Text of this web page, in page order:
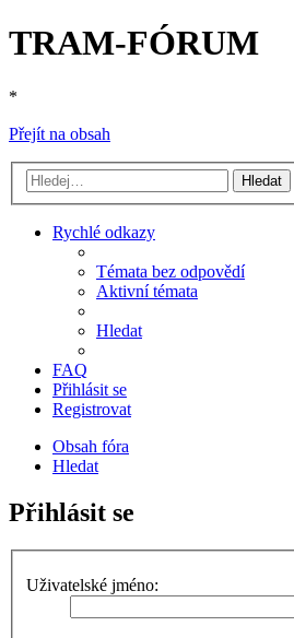
TRAM-FÓRUM
*
Přejít na obsah
Hledat
Rychlé odkazy
Témata bez odpovědí
Aktivní témata
Hledat
FAQ
Přihlásit se
Registrovat
Obsah fóra
Hledat
Přihlásit se
Uživatelské jméno: